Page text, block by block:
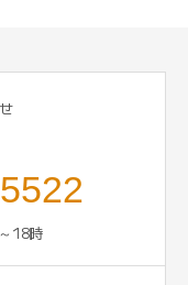
18時